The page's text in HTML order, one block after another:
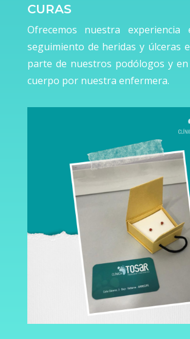
CURAS
Ofrecemos nuestra
seguimiento de heridas y úlceras
parte de nuestros podólogos y
cuerpo por nuestra enfermera.